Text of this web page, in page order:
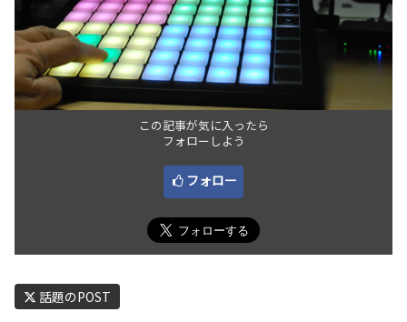
この記事が気に入ったら
フォローしよう
フォロー
話題のPOST